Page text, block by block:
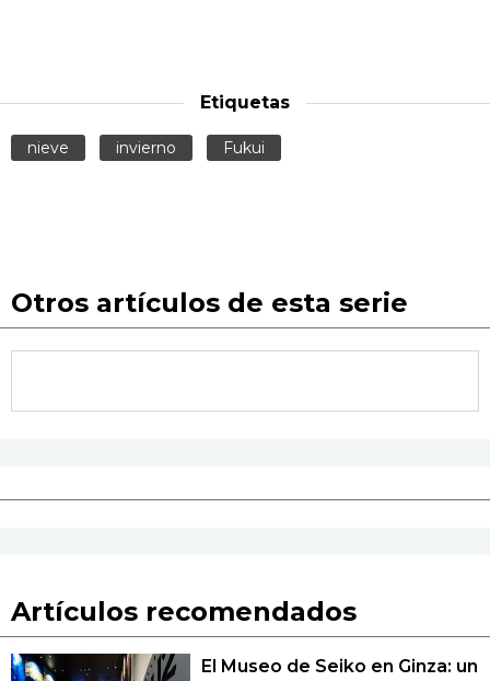
Etiquetas
nieve invierno Fukui
Otros artículos de esta serie
Artículos recomendados
El Museo de Seiko en Ginza: un